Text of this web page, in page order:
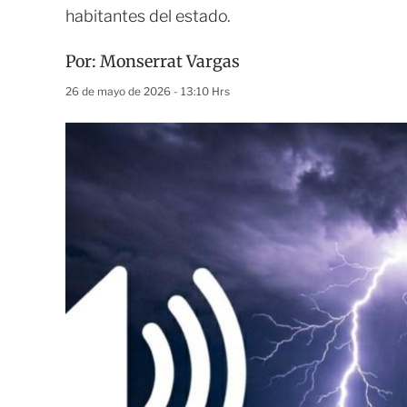
habitantes del estado.
Por: Monserrat Vargas
26 de mayo de 2026 - 13:10 Hrs